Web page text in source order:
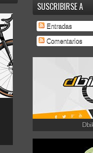
SUSCRIBIRSE A
Entradas
Comentarios